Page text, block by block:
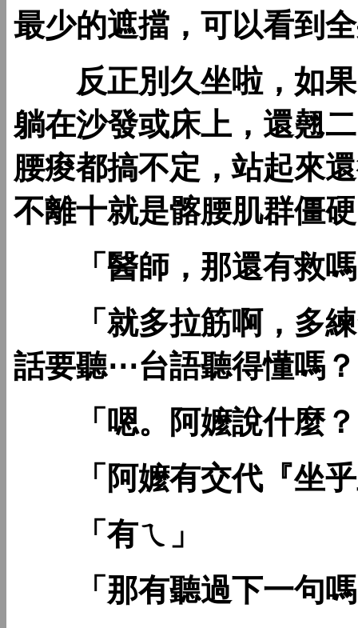
最少的遮擋，可以看到
反正別久坐啦，如果
躺在沙發或床上，還翹
腰痠都搞不定，站起來
不離十就是髂腰肌群僵
「醫師，那還有救嗎
「就多拉筋啊，多練
話要聽⋯台語聽得懂嗎
「嗯。阿嬤說什麼
「阿嬤有交代『坐乎
「有ㄟ」
「那有聽過下一句嗎